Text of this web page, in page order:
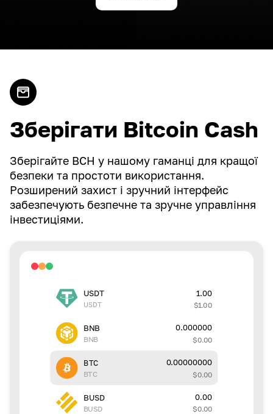
Зберігати Bitcoin Cash
Зберігайте BCH у нашому гаманці для кращої
безпеки та простоти використання.
Розширений захист і зручний інтерфейс
забезпечують безпечне та зручне управління
інвестиціями.
USDT
USDT
1.00
$1.00
BNB
BNB
0.000000
$0.00
BTC
BTC
0.00000000
$0.00
BUSD
BUSD
0.00
$0.00